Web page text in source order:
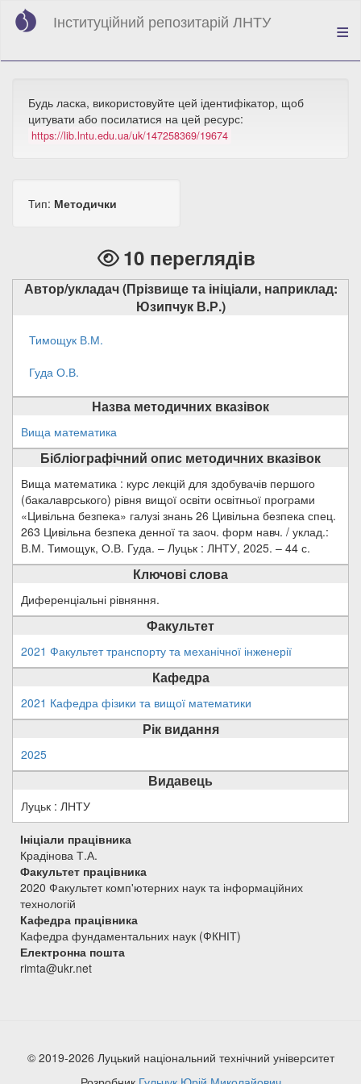
Перейти
вмісту
Інституційний репозитарій ЛНТУ
Будь ласка, використовуйте цей ідентифікатор, щоб
цитувати або посилатися на цей ресурс:
https://lib.lntu.edu.ua/uk/147258369/19674
Тип: Методички
10 переглядів
Автор/укладач (Прізвище та ініціали, наприклад:
Юзипчук В.Р.)
Тимощук В.М.
Гуда О.В.
Назва методичних вказівок
Вища математика
Бібліографічний опис методичних вказівок
Вища математика : курс лекцій для здобувачів першого
(бакалаврського) рівня вищої освіти освітньої програми
«Цивільна безпека» галузі знань 26 Цивільна безпека спец.
263 Цивільна безпека денної та заоч. форм навч. / уклад.:
В.М. Тимощук, О.В. Гуда. – Луцьк : ЛНТУ, 2025. – 44 с.
Ключові слова
Диференціальні рівняння.
Факультет
2021 Факультет транспорту та механічної інженерії
Кафедра
2021 Кафедра фізики та вищої математики
Рік видання
2025
Видавець
Луцьк : ЛНТУ
Ініціали працівника
Крадінова Т.А.
Факультет працівника
2020 Факультет комп'ютерних наук та інформаційних
технологій
Кафедра працівника
Кафедра фундаментальних наук (ФКНІТ)
Електронна пошта
rimta@ukr.net
© 2019-2026 Луцький національний технічний університет